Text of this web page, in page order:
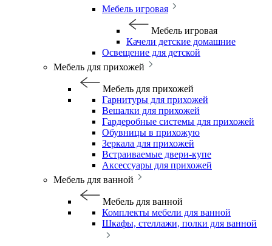
Мебель игровая
Мебель игровая
Качели детские домашние
Освещение для детской
Мебель для прихожей
Мебель для прихожей
Гарнитуры для прихожей
Вешалки для прихожей
Гардеробные системы для прихожей
Обувницы в прихожую
Зеркала для прихожей
Встраиваемые двери-купе
Аксессуары для прихожей
Мебель для ванной
Мебель для ванной
Комплекты мебели для ванной
Шкафы, стеллажи, полки для ванной